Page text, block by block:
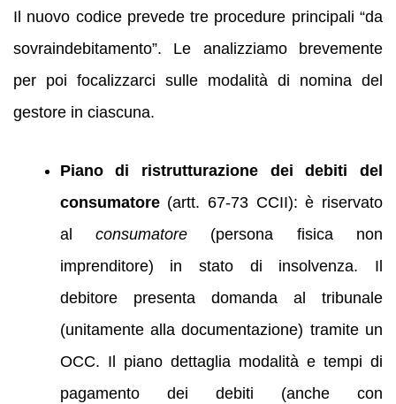
Il nuovo codice prevede tre procedure principali “da
sovraindebitamento”. Le analizziamo brevemente
per poi focalizzarci sulle modalità di nomina del
gestore in ciascuna.
Piano di ristrutturazione dei debiti del
consumatore(artt. 67-73 CCII): è riservato
al consumatore(persona fisica non
imprenditore) in stato di insolvenza. Il
debitore presenta domanda al tribunale
(unitamente alla documentazione) tramite un
OCC. Il piano dettaglia modalità e tempi di
pagamento dei debiti (anche con